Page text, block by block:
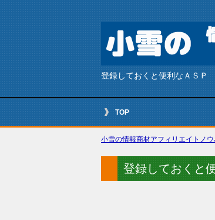
登録しておくと便利なＡＳＰ
TOP
小雪の情報商材アフィリエイトノ
登録しておくと